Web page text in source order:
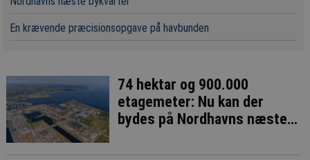
En krævende præcisionsopgave på havbunden
74 hektar og 900.000
etagemeter: Nu kan der
bydes på Nordhavns næste